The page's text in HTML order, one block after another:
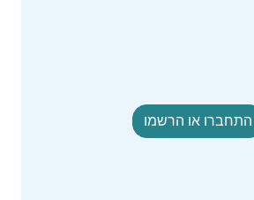
התחברו או הרשמו